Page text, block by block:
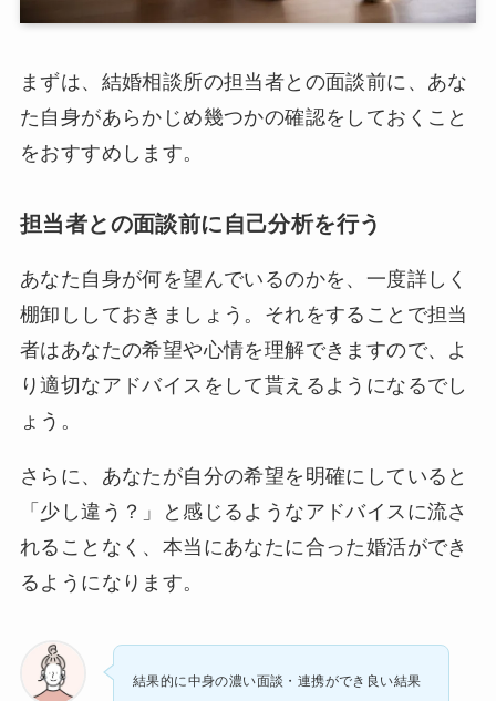
まずは、結婚相談所の担当者との面談前に、あな
た自身があらかじめ幾つかの確認をしておくこと
をおすすめします。
担当者との面談前に自己分析を行う
あなた自身が何を望んでいるのかを、一度詳しく
棚卸しし ておきましょう。それをすることで担当
者はあなたの希望や心情を理解できますので、よ
り適切なアドバイスをして貰えるようになるでし
ょう。
さらに、あなたが自分の希望を明確にしていると
「少し違う？」と感じるようなアドバイスに流さ
れることなく、本当にあなたに合った婚活ができ
るようになります。
結果的に中身の濃い面談・連携ができ良い結果